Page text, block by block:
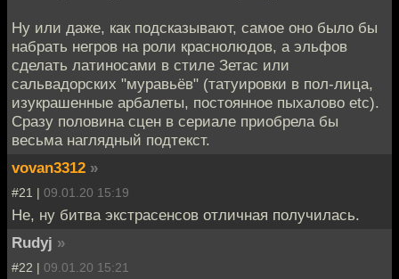
Ну или даже, как подсказывают, самое оно было бы
набрать негров на роли краснолюдов, а эльфов
сделать латиносами в стиле Зетас или
сальвадорских "муравьёв" (татуировки в пол-лица,
изукрашенные арбалеты, постоянное пыхалово etc).
Сразу половина сцен в сериале приобрела бы
весьма наглядный подтекст.
vovan3312 »
#21 | 09.01.20 15:19
Не, ну битва экстрасенсов отличная получилась.
Rudyj »
#22 | 09.01.20 15:21